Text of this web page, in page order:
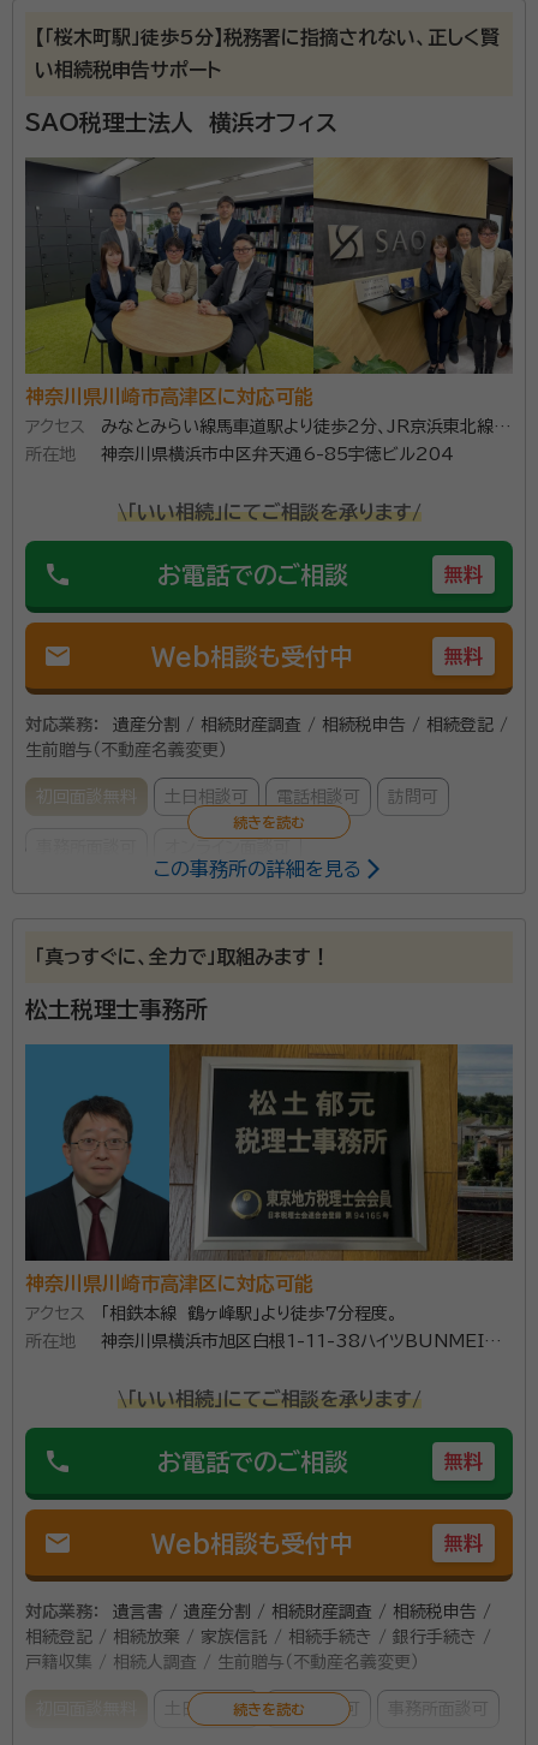
経歴： 税理士法人、監査法人などでの勤務経験、相続税申告経験多数
続きについて、専門的なサポートを行っています。相続
に関する不安や疑問を一つひとつ解決し、安心して大切
な手続きを任せていただけるよう、心を込めてお手伝い
します。 私たちは、税理士としての豊富な経験を活か
し、相続税の申告だけでなく、遺産分割や納税資金の準
備など、相続に関わる全ての手続きをサポートします。
複雑な手続きも丁寧にご説明し、お客様が安心できるよ
うに進めますので、初めての方でもご安心ください。 ま
た、事業をお持ちの方には、事業承継のサポートも行っ
ています。大切な会社を次の世代へ引き継ぐためのアド
バイスを提供し、税務面からもしっかりとサポートいたし
ます。相続税申告のご依頼や、その他相続に関するお悩
相談は無料ですので、まずはお気軽にご連絡いただけ
ればと思います。
資格等： 税理士、公認会計士
所属団体：
東京地方税理士会相模原支部、日本公認会計士協会神
奈川県会
【「桜木町駅」徒歩5分】税務署に指摘されない、正しく賢
い相続税申告サポート
SAO税理士法人 横浜オフィス
神奈川県川崎市高津区に対応可能
アクセス
みなとみらい線馬車道駅より徒歩2分、JR京浜東北線・
根岸線桜木町駅より徒歩5分
所在地 神奈川県横浜市中区弁天通6-85宇徳ビル204
\「いい相続」にてご相談を承ります/
phone お電話でのご相談 無料
mail Web相談も受付中 無料
対応業務：
遺産分割 / 相続財産調査 / 相続税申告 / 相続登記 /
生前贈与（不動産名義変更）
初回面談無料 土日相談可 電話相談可 訪問可
白須 靖浩
代表税理士
2000年 安藤会計事務所入社 2002年 尾澤会計事務所入社（現
年 白須税理士事務所入社
SAO税理士法人 赤坂オフィスは、JR京浜東北線・根岸
線「桜木町駅」徒歩5分の利便性に加え、平日9時～21
時まで営業、土日祝も予約対応可能な柔軟な体制で、相
続税申告を中心に幅広い相続サポートを行っています。
当事務所は、相続税申告に精通した少数精鋭の税理士
が在籍。障害を持つ相続人がいる場合や、遺産分割が難
航しているケースなど、複雑な相続案件にも豊富な経験
隣接士業とも連携しており、登記や年金手続きなど、相
続に伴う煩雑な業務をワンストップでサポートできるの
も強みです。
所属団体： 東京税理士会
この事務所の詳細を見る
「真っすぐに、全力で」取組みます！
松土税理士事務所
神奈川県川崎市高津区に対応可能
アクセス
「相鉄本線 鶴ヶ峰駅」より徒歩７分程度。
所在地
神奈川県横浜市旭区白根1-11-38ハイツBUNMEI
\「いい相続」にてご相談を承ります/
phone お電話でのご相談 無料
mail Web相談も受付中 無料
対応業務：
遺言書 / 遺産分割 / 相続財産調査 / 相続税申告 /
相続登記 / 相続放棄 / 家族信託 / 相続手続き / 銀行手続き /
戸籍収集 / 相続人調査 / 生前贈与（不動産名義変更）
土日相談可 電話相談可